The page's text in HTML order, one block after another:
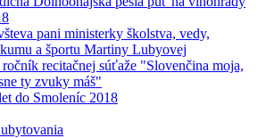
pani ministerky školstva, vedy,
a športu Martiny Lubyovej
recitačnej súťaže "Slovenčina moja,
ty zvuky máš"
do Smoleníc 2018